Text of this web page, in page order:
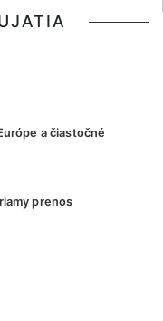
a čiastočné
prenos